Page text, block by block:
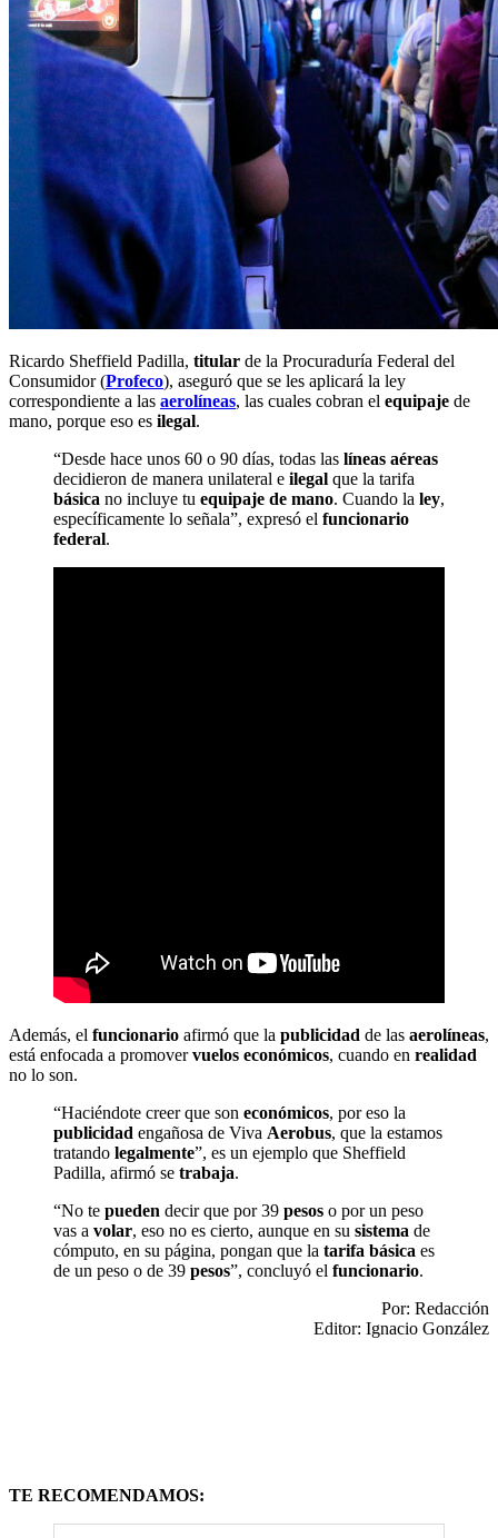
Ricardo Sheffield Padilla, titular de la Procuraduría Federal del
Consumidor (Profeco), aseguró que se les aplicará la ley
correspondiente a las aerolíneas, las cuales cobran el equipaje de
mano, porque eso es ilegal.
“Desde hace unos 60 o 90 días, todas las líneas aéreas
decidieron de manera unilateral e ilegal que la tarifa
básica no incluye tu equipaje de mano. Cuando la ley,
específicamente lo señala”, expresó el funcionario
federal.
Además, el funcionario afirmó que la publicidad de las aerolíneas,
está enfocada a promovervuelos económicos, cuando en realidad
no lo son.
“Haciéndote creer que son económicos, por eso la
publicidad engañosa de Viva Aerobus, que la estamos
tratando legalmente”, es un ejemplo que Sheffield
Padilla, afirmó se trabaja.
“No te pueden decir que por 39 pesos o por un peso
vas a volar, eso no es cierto, aunque en su sistema de
cómputo, en su página, pongan que la tarifa básica es
de un peso o de 39 pesos”, concluyó el funcionario.
Por: Redacción
Editor: Ignacio González
TE RECOMENDAMOS: